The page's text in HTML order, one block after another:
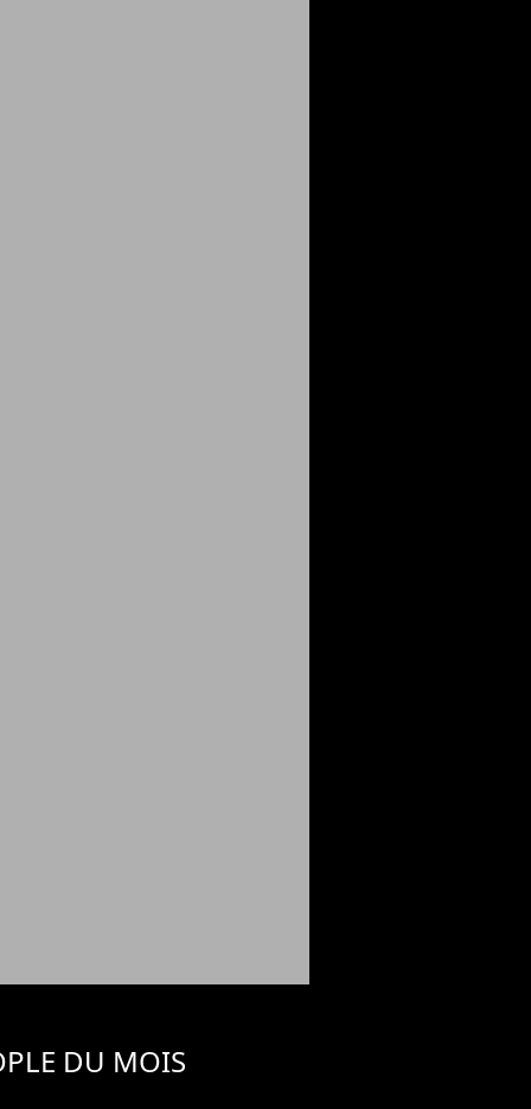
DU MOIS